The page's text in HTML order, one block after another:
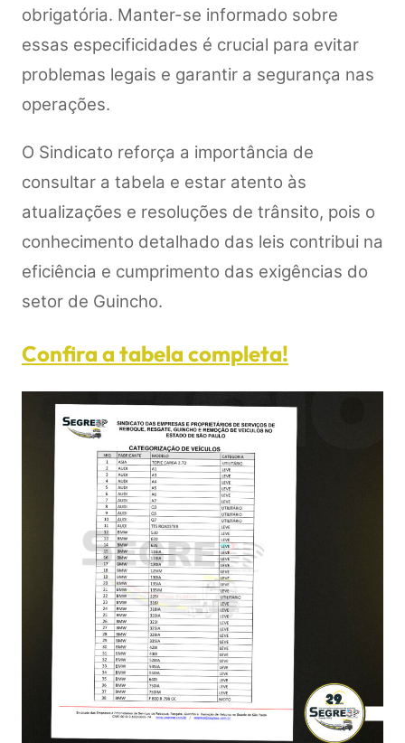
obrigatória. Manter-se informado sobre
essas especificidades é crucial para evitar
problemas legais e garantir a segurança nas
operações.
O Sindicato reforça a importância de
consultar a tabela e estar atento às
atualizações e resoluções de trânsito, pois o
conhecimento detalhado das leis contribui na
eficiência e cumprimento das exigências do
setor de Guincho.
Confira a tabela completa!